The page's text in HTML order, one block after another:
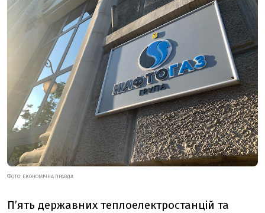
ФОТО: ЕКОНОМІЧНА ПРАВДА
П’ять державних теплоелектростанцій та